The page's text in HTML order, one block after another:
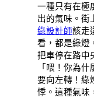
一種只有在極
出的氣味。街
綠設計師該走
看，都是綠燈
把車停在路中
「喂！你為
要向左轉！綠
悸。這種氣味